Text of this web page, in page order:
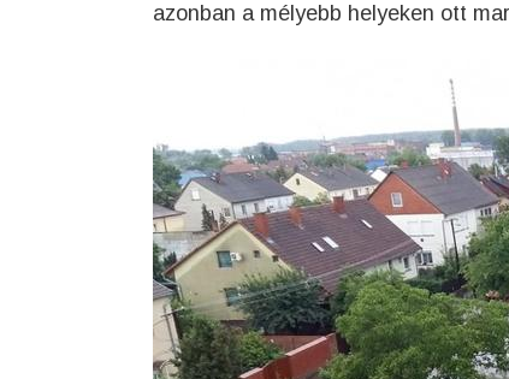
azonban a mélyebb helyeken ott